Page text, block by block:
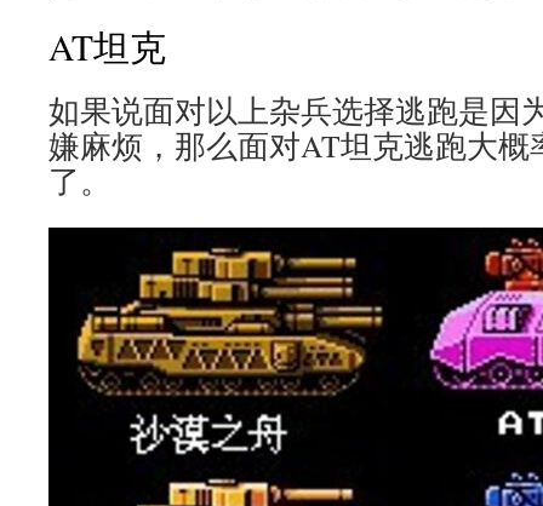
AT坦克
如果说面对以上杂兵选择逃跑是因
嫌麻烦，那么面对AT坦克逃跑大
了。